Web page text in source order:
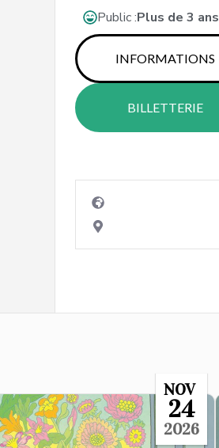
Public :Plus de 3 ans
INFORMATIONS
BILLETTERIE
NOV
24
2026